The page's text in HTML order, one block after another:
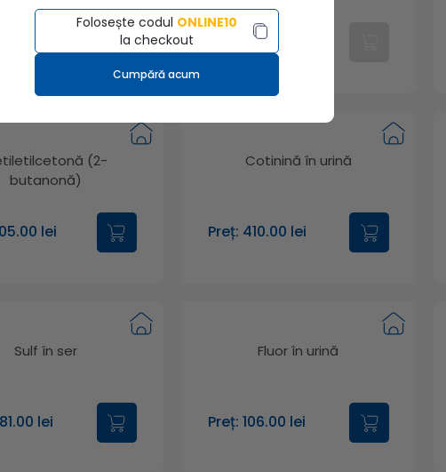
lei Preț: 198.00 lei
(2-
butanonă)
lei
Cotinină în urină
Preț: 410.00 lei
Sulf în ser
lei
Fluor în urină
Preț: 106.00 lei
Folosește codul ONLINE10
la checkout
Cumpără acum